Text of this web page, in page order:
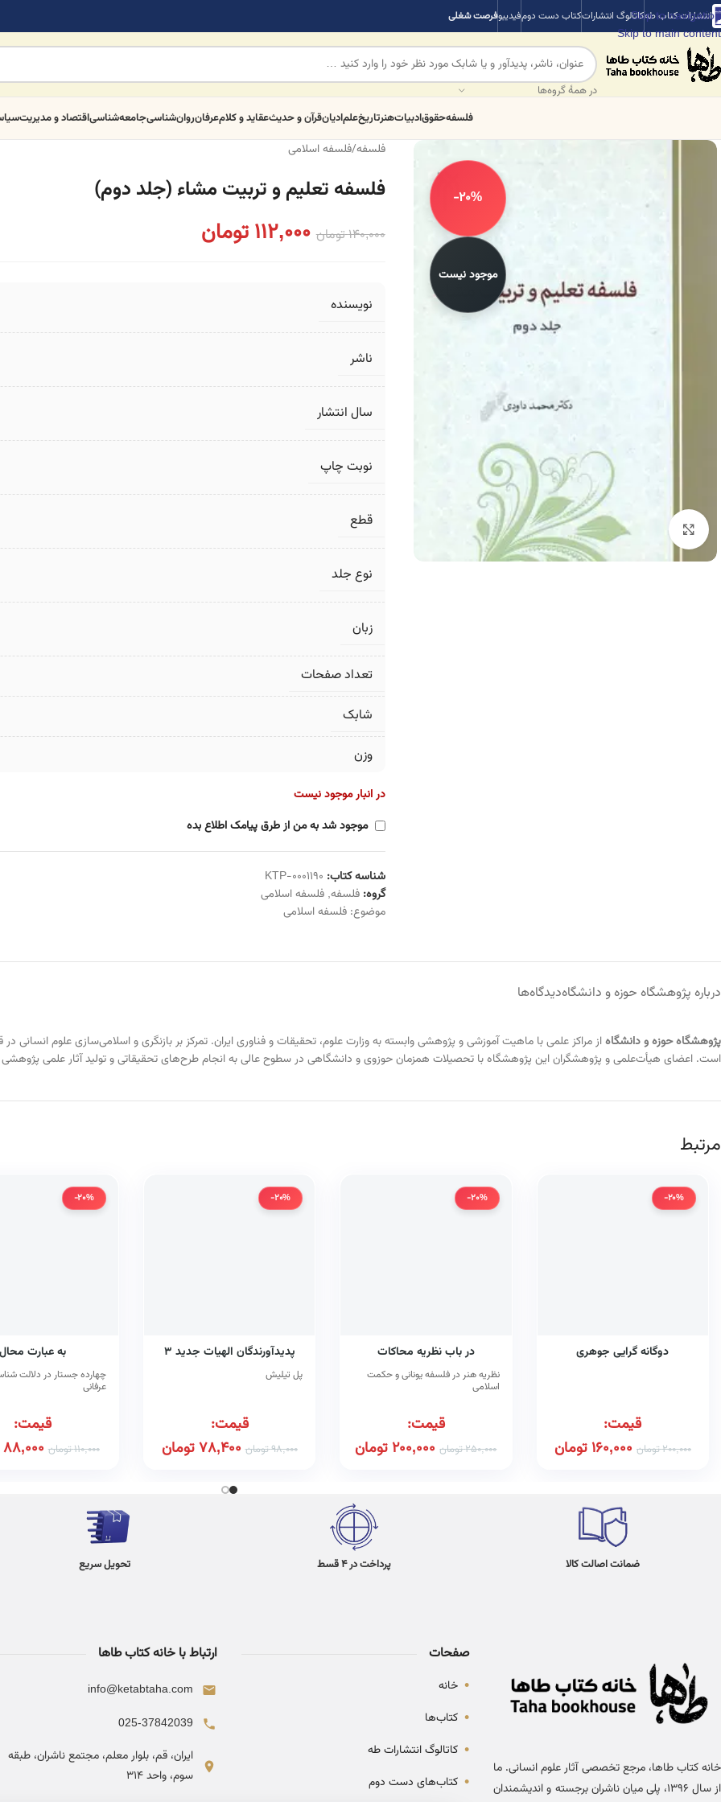
Skip to navigation
Skip to main content
انتشارات کتاب طهکاتالوگ انتشاراتکتاب دست دومفیدیبوفرصت شغلی
در همهٔ گروه‌ها
فلسفهحقوقادبیاتهنرتاریخعلمادیانقرآن و حدیثعقاید و کلامعرفانروان‌شناسیجامعه‌شناسیاقتصاد و مدیریت
-20%
موجود نیست
برای بزرگنمایی کلیک کنید
فلسفه/فلسفه اسلامی
فلسفه تعلیم و تربیت مشاء (جلد دوم)
140,000تومان 112,000 تومان
نویسنده
ناشر
سال انتشار
نوبت چاپ
قطع
نوع جلد
زبان
تعداد صفحات
شابک
وزن
در انبار موجود نیست
موجود شد به من از طرق پیامک اطلاع بده
شناسه کتاب: KTP-0001190
گروه: فلسفه, فلسفه اسلامی
موضوع:فلسفه اسلامی
درباره پژوهشگاه حوزه و دانشگاهدیدگاه‌ها
پژوهشگاه حوزه و دانشگاه
است. اعضای هیأت‌علمی و پژوهشگران این پژوهشگاه با تحصیلات همزمان حوزوی و دانشگاهی در سطوح عالی به انجام طرح‌های تحقیقاتی و تولید آثار علمی
مرتبط
-20%
دوگانه گرایی جوهری
قیمت:
200,000تومان 160,000تومان
-20%
در باب نظریه محاکات
نظریه هنر در فلسفه یونانی و حکمت
اسلامی
قیمت:
250,000تومان 200,000تومان
-20%
پدیدآورندگان الهیات جدید ۳
پل تیلیش
قیمت:
98,000تومان 78,400تومان
-20%
به عبارت محال
چهارده جستار در دلالت
عرفانی
قیمت:
110,000تومان 88,000
ضمانت اصالت کالا پرداخت در 4 قسط تحویل سریع
خانه کتاب طاها، مرجع تخصصی آثار علوم انسانی. ما
از سال ۱۳۹۶، پلی میان ناشران برجسته و اندیشمندان
صفحات
• خانه
• کتاب‌ها
• کاتالوگ انتشارات طه
• کتاب‌های دست دوم
ارتباط با خانه کتاب طاها
info@ketabtaha.com
025-37842039
ایران، قم، بلوار معلم، مجتمع ناشران، طبقه
سوم، واحد ۳۱۴